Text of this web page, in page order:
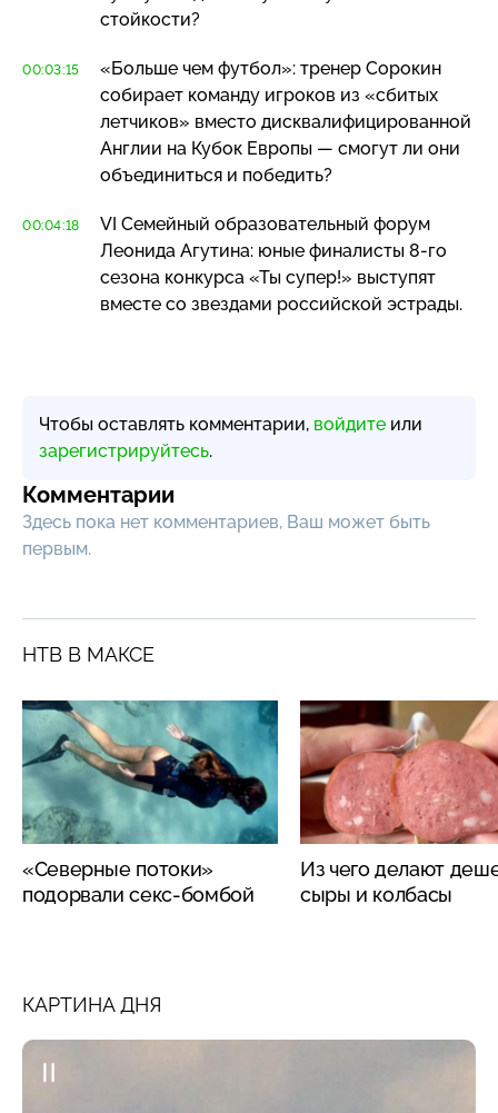
стойкости?
00:03:15
«Больше чем футбол»: тренер Сорокин
собирает команду игроков из «сбитых
летчиков» вместо дисквалифицированной
Англии на Кубок Европы — смогут ли они
объединиться и победить?
00:04:18
VI Семейный образовательный форум
Леонида Агутина: юные финалисты 8-го
сезона конкурса «Ты супер!» выступят
вместе со звездами российской эстрады.
Чтобы оставлять комментарии, войдите или
зарегистрируйтесь.
Комментарии
Здесь пока нет комментариев, Ваш может быть
первым.
НТВ В МАКСЕ
«Северные потоки»
подорвали секс-бомбой
Из чего делают
сыры и колбасы
КАРТИНА ДНЯ